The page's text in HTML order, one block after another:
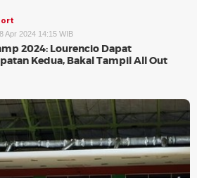
Apr 2024 14:15 WIB
2024: Lourencio Dapat
Kedua, Bakal Tampil All Out